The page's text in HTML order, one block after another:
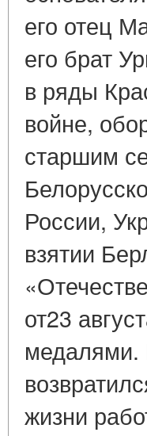
его отец
его брат
в ряды
войне,
старшим
России,
взятии
от23
медалями.
жизни